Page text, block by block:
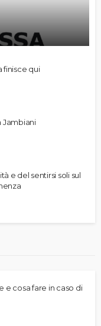
finisce qui
Jambiani
e del sentirsi soli sul
e cosa fare in caso di